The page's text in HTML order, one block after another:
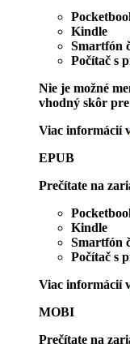
Kindle
Smartfón
Počítač s
Nie je možné
vhodný skôr
Viac informácií
EPUB
Prečítate na
Kindle
Smartfón
Počítač s
Viac informácií
MOBI
Prečítate na